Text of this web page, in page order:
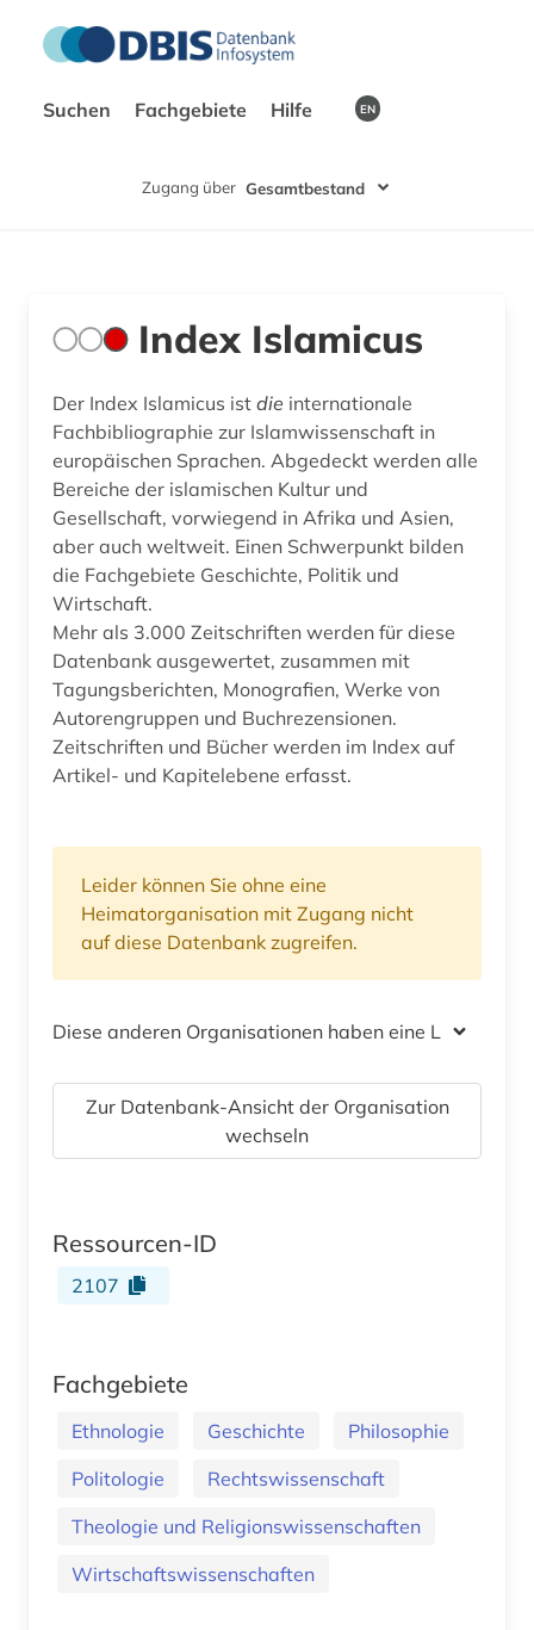
Suchen Fachgebiete Hilfe EN
Zugang über Gesamtbestand
Index Islamicus
Der Index Islamicus ist die internationale
Fachbibliographie zur Islamwissenschaft in
europäischen Sprachen. Abgedeckt werden alle
Bereiche der islamischen Kultur und
Gesellschaft, vorwiegend in Afrika und Asien,
aber auch weltweit. Einen Schwerpunkt bilden
die Fachgebiete Geschichte, Politik und
Wirtschaft.
Mehr als 3.000 Zeitschriften werden für diese
Datenbank ausgewertet, zusammen mit
Tagungsberichten, Monografien, Werke von
Autorengruppen und Buchrezensionen.
Zeitschriften und Bücher werden im Index auf
Artikel- und Kapitelebene erfasst.
Leider können Sie ohne eine
Heimatorganisation mit Zugang nicht
auf diese Datenbank zugreifen.
Diese anderen Organisationen haben eine Lizenz
Zur Datenbank-Ansicht der Organisation
wechseln
Ressourcen-ID
2107
Fachgebiete
Ethnologie Geschichte
Philosophie
Politologie
Rechtswissenschaft
Theologie und Religionswissenschaften
Wirtschaftswissenschaften